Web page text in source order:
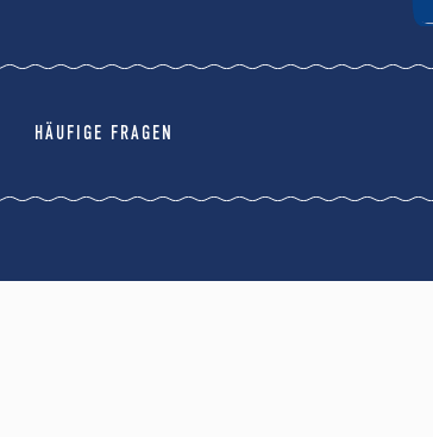
HÄUFIGE FRAGEN